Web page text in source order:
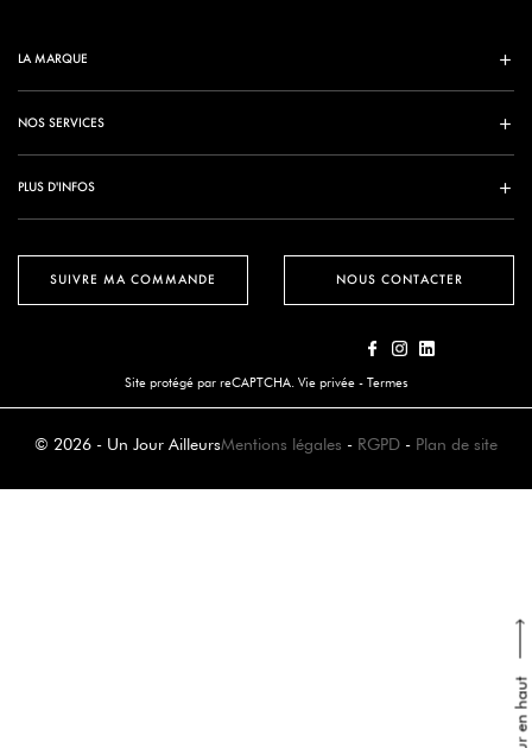
SUIVRE MA COMMANDE
LA MARQUE
NOS SERVICES
PLUS D'INFOS
NOUS CONTACTER
Site protégé par reCAPTCHA. Vie privée - Termes
© 2026 - Un Jour AilleursMentions légales - RGPD - Plan de site